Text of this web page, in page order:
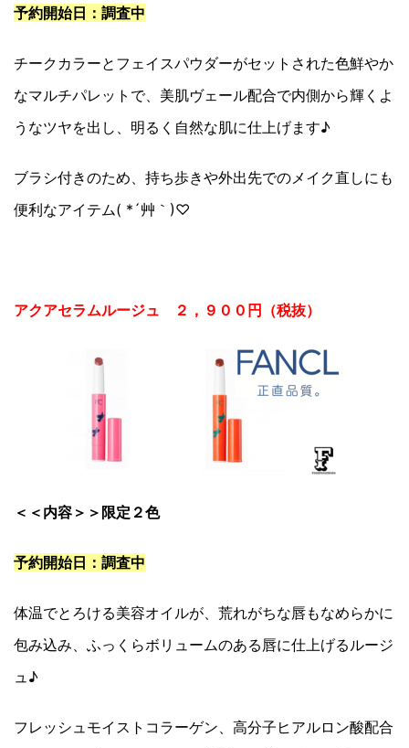
予約開始日：調査中
チークカラーとフェイスパウダーがセットされた色鮮やか
なマルチパレットで、美肌ヴェール配合で内側から輝くよ
うなツヤを出し、明るく自然な肌に仕上げます♪
ブラシ付きのため、持ち歩きや外出先でのメイク直しにも
便利なアイテム( *´艸｀)♡
アクアセラムルージュ ２，９００円（税抜）
＜＜内容＞＞限定２色
予約開始日：調査中
体温でとろける美容オイルが、荒れがちな唇もなめらかに
包み込み、ふっくらボリュームのある唇に仕上げるルージ
ュ♪
フレッシュモイストコラーゲン、高分子ヒアルロン酸配合